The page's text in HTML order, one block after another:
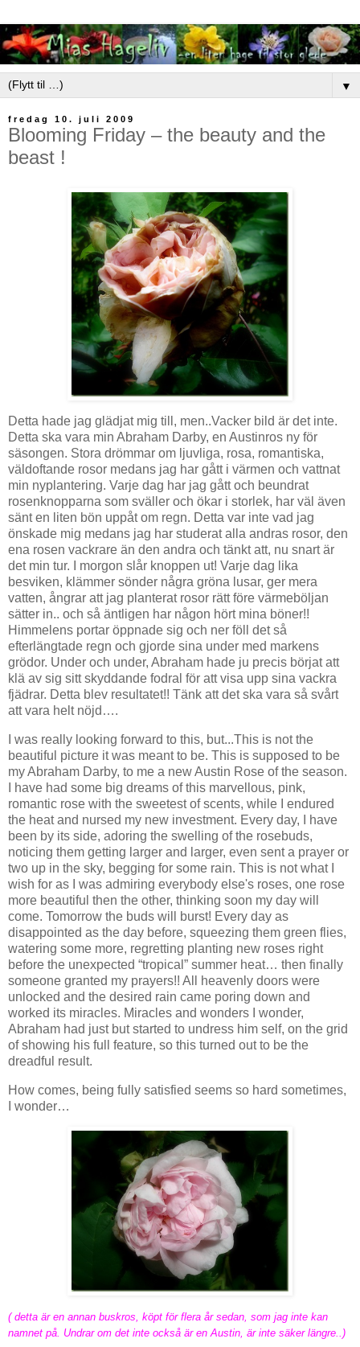
▼
fredag 10. juli 2009
Blooming Friday – the beauty and the
beast !
Detta hade jag glädjat mig till, men..Vacker bild är det inte.
Detta ska vara min Abraham Darby, en Austinros ny för
säsongen. Stora drömmar om ljuvliga, rosa, romantiska,
väldoftande rosor medans jag har gått i värmen och vattnat
min nyplantering. Varje dag har jag gått och beundrat
rosenknopparna som sväller och ökar i storlek, har väl även
sänt en liten bön uppåt om regn. Detta var inte vad jag
önskade mig medans jag har studerat alla andras rosor, den
ena rosen vackrare än den andra och tänkt att, nu snart är
det min tur. I morgon slår knoppen ut! Varje dag lika
besviken, klämmer sönder några gröna lusar, ger mera
vatten, ångrar att jag planterat rosor rätt före värmeböljan
sätter in.. och så äntligen har någon hört mina böner!!
Himmelens portar öppnade sig och ner föll det så
efterlängtade regn och gjorde sina under med markens
grödor. Under och under, Abraham hade ju precis börjat att
klä av sig sitt skyddande fodral för att visa upp sina vackra
fjädrar. Detta blev resultatet!! Tänk att det ska vara så svårt
att vara helt nöjd….
I was really looking forward to this, but...This is not the
beautiful picture it was meant to be. This is supposed to be
my Abraham Darby, to me a new Austin Rose of the season.
I have had some big dreams of this marvellous, pink,
romantic rose with the sweetest of scents, while I endured
the heat and nursed my new investment. Every day, I have
been by its side, adoring the swelling of the rosebuds,
noticing them getting larger and larger, even sent a prayer or
two up in the sky, begging for some rain. This is not what I
wish for as I was admiring everybody else's roses, one rose
more beautiful then the other, thinking soon my day will
come. Tomorrow the buds will burst! Every day as
disappointed as the day before, squeezing them green flies,
watering some more, regretting planting new roses right
before the unexpected “tropical” summer heat… then finally
someone granted my prayers!! All heavenly doors were
unlocked and the desired rain came poring down and
worked its miracles. Miracles and wonders I wonder,
Abraham had just but started to undress him self, on the grid
of showing his full feature, so this turned out to be the
dreadful result.
How comes, being fully satisfied seems so hard sometimes,
I wonder…
( detta är en annan buskros, köpt för flera år sedan, som jag inte kan
namnet på. Undrar om det inte också är en Austin, är inte säker längre..)